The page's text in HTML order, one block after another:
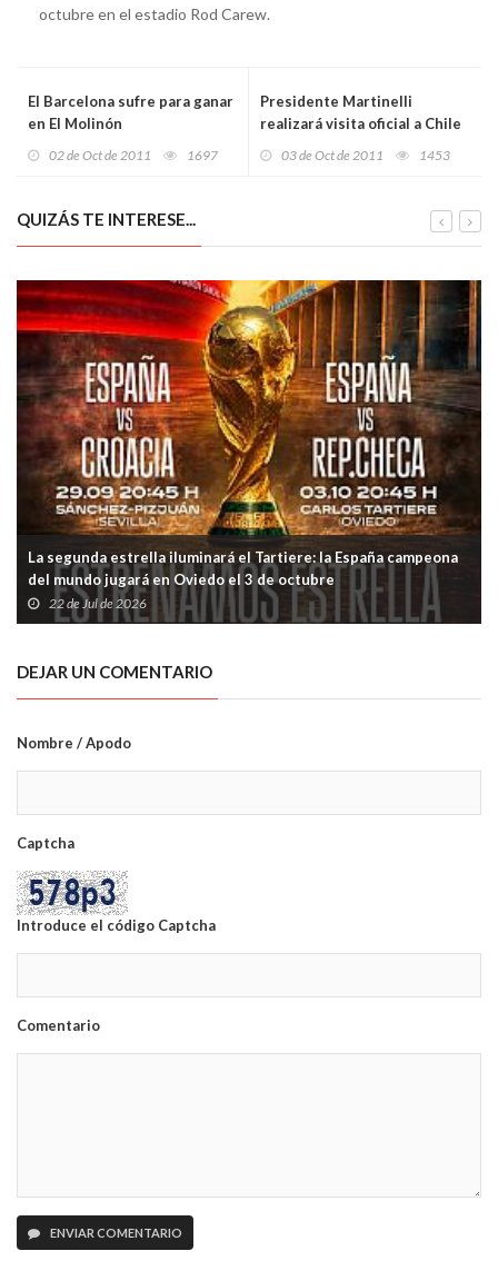
octubre en el estadio Rod Carew.
El Barcelona sufre para ganar
en El Molinón
02 de Oct de 2011 1697
Presidente Martinelli
realizará visita oficial a Chile
03 de Oct de 2011 1453
QUIZÁS TE INTERESE...
La segunda estrella iluminará el Tartiere: la España campeona
del mundo jugará en Oviedo el 3 de octubre
22 de Jul de 2026
DEJAR UN COMENTARIO
Nombre / Apodo
Captcha
Introduce el código Captcha
Comentario
ENVIAR COMENTARIO